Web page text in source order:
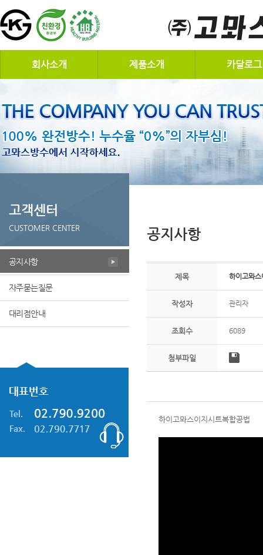
회사소개 제품소개 카달로그
고객센터
CUSTOMER CENTER
공지사항
자주묻는질문
대리점안내
공지사항
제목 하이고뫄
작성자 관리자
조회수 6089
첨부파일
하이고뫄스이지시트복합공법